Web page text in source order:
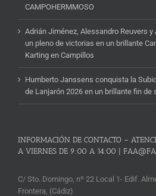
CAMPOHERMMOSO
Adrián Jiménez, Alessandro Reuvers
un pleno de victorias en un brillante
Karting en Campillos
Humberto Janssens conquista la
de Lanjarón 2026 en un brillante fin
INFORMACIÓN DE CONTACTO –
A VIERNES DE 9:00 A 14:00 |
C/ Sto. Domingo, nº 22 Local 1- Edif.
Frontera, (Cádiz)